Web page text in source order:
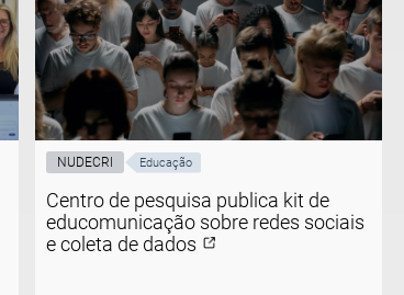
NUDECRI Educação
Centro de pesquisa publica kit de
educomunicação sobre redes sociais
e coleta de dados